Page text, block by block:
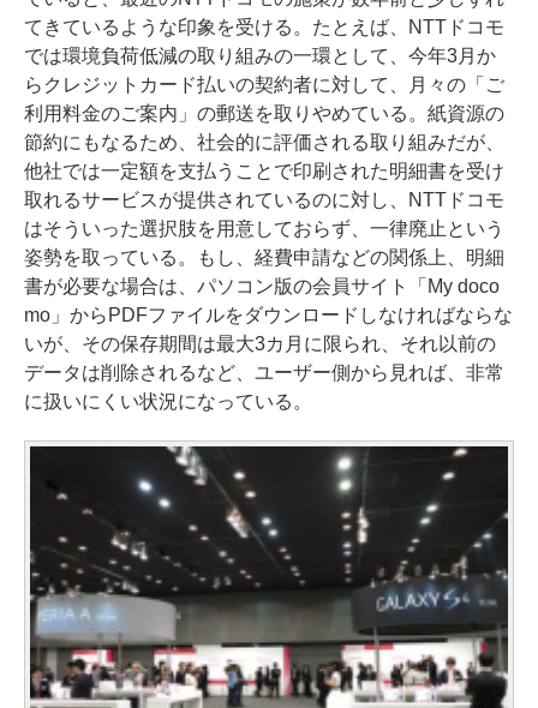
てきているような印象を受ける。たとえば、NTTドコモ
では環境負荷低減の取り組みの一環として、今年3月か
らクレジットカード払いの契約者に対して、月々の「ご
利用料金のご案内」の郵送を取りやめている。紙資源の
節約にもなるため、社会的に評価される取り組みだが、
他社では一定額を支払うことで印刷された明細書を受け
取れるサービスが提供されているのに対し、NTTドコモ
はそういった選択肢を用意しておらず、一律廃止という
姿勢を取っている。もし、経費申請などの関係上、明細
書が必要な場合は、パソコン版の会員サイト「My doco
mo」からPDFファイルをダウンロードしなければならな
いが、その保存期間は最大3カ月に限られ、それ以前の
データは削除されるなど、ユーザー側から見れば、非常
に扱いにくい状況になっている。